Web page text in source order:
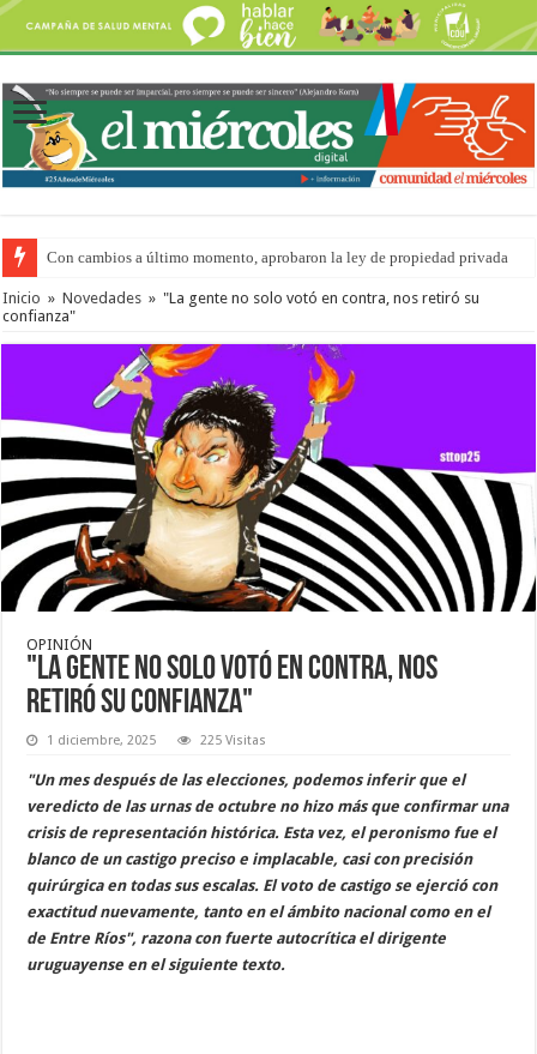
Con cambios a último momento, aprobaron la ley de propiedad privada
Adopción en Entre Ríos: el 35% de los 90 niños, niñas y adolescentes que
Inicio » Novedades » "La gente no solo votó en contra, nos retiró su
confianza"
OPINIÓN
"La gente no solo votó en contra, nos
retiró su confianza"
1 diciembre, 2025 225 Visitas
"Un mes después de las elecciones, podemos inferir que el
veredicto de las urnas de octubre no hizo más que confirmar una
crisis de representación histórica. Esta vez, el peronismo fue el
blanco de un castigo preciso e implacable, casi con precisión
quirúrgica en todas sus escalas. El voto de castigo se ejerció con
exactitud nuevamente, tanto en el ámbito nacional como en el
de Entre Ríos", razona con fuerte autocrítica el dirigente
uruguayense en el siguiente texto.